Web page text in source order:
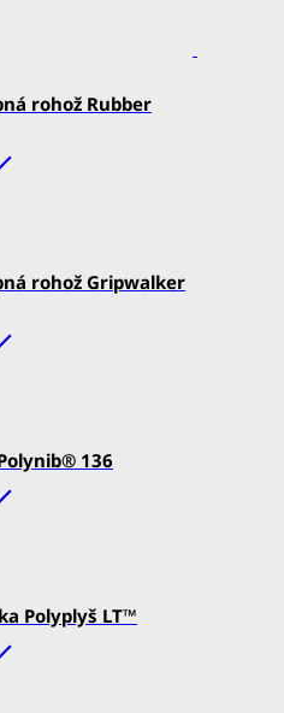
rohož Rubber
rohož Gripwalker
136
Polyplyš LT™